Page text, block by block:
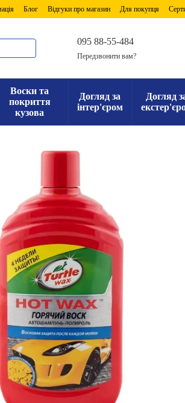
Блог Відгуки про магазин Для покупця
095 88-55-484
Передзвонити вам?
Воски та
покриття
кузова
Догляд за
інтер'єром
Догляд